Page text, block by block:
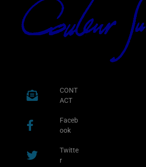
CONT
ACT
Faceb
ook
Twitte
r